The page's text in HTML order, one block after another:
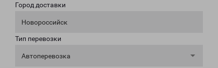
Город доставки
Новороссийск
Тип перевозки
Автоперевозка